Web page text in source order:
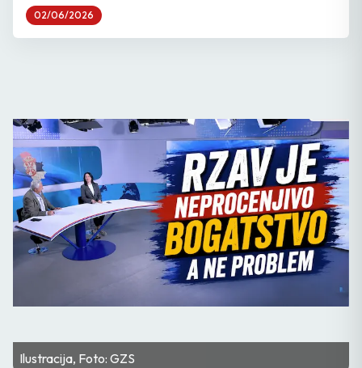
02/06/2026
Ilustracija, Foto: GZS